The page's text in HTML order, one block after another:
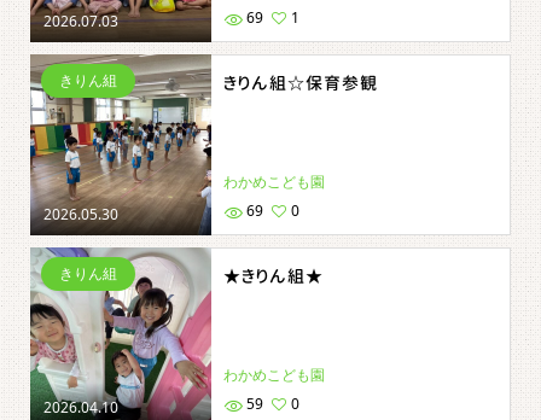
2026.07.03
69
1
2026.05.30
きりん組 きりん組☆保育参観
わかめこども園
69
0
2026.04.10
きりん組 ★きりん組★
わかめこども園
59
0